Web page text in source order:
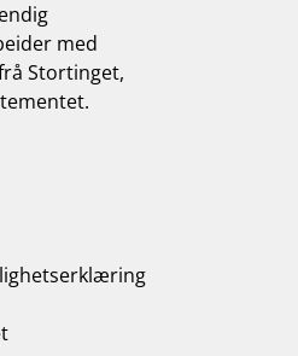
med
Stortinget,